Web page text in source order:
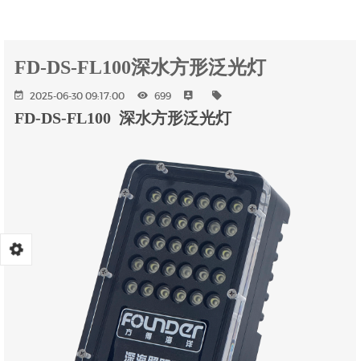
FD-DS-FL100深水方形泛光灯
2025-06-30 09:17:00 699
FD-DS-FL100 深水方形泛光灯